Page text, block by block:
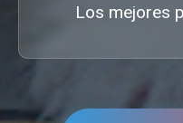
Los mejores